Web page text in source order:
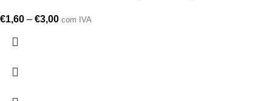
€1,60 – €3,00 com IVA